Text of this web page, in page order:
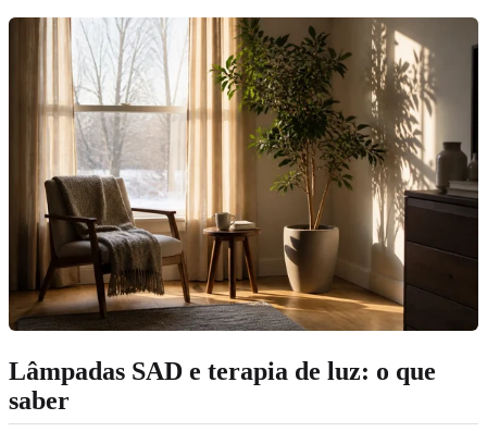
Lâmpadas SAD e terapia de luz: o que
saber